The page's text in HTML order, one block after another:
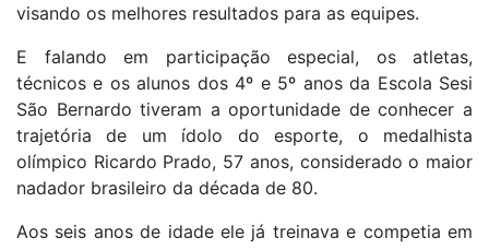
visando os melhores resultados para as equipes.
E falando em participação especial, os atletas,
técnicos e os alunos dos 4º e 5º anos da Escola Sesi
São Bernardo tiveram a oportunidade de conhecer a
trajetória de um ídolo do esporte, o medalhista
olímpico Ricardo Prado, 57 anos, considerado o maior
nadador brasileiro da década de 80.
Aos seis anos de idade ele já treinava e competia em